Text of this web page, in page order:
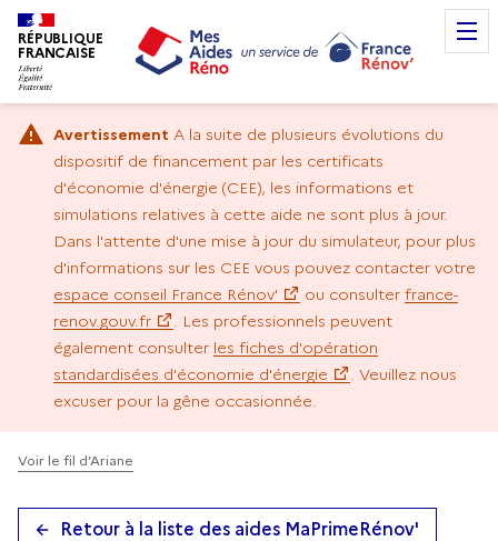
RÉPUBLIQUE
FRANCAISE
Avertissement A la suite de plusieurs évolutions du
dispositif de financement par les certificats
d'économie d'énergie (CEE), les informations et
simulations relatives à cette aide ne sont plus à jour.
Dans l'attente d'une mise à jour du simulateur, pour plus
d'informations sur les CEE vous pouvez contacter votre
espace conseil France Rénov'
ou consulter france-
renov.gouv.fr
. Les professionnels peuvent
également consulter les fiches d'opération
standardisées d'économie d'énergie
. Veuillez nous
excuser pour la gêne occasionnée.
Voir le fil d’Ariane
Retour à la liste des aides MaPrimeRénov'